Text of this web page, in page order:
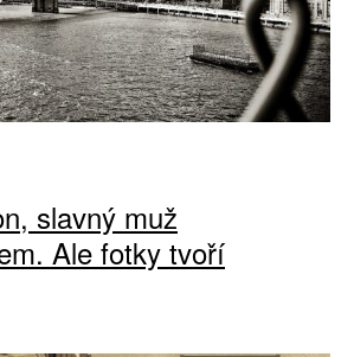
slavný muž
Ale fotky tvoří